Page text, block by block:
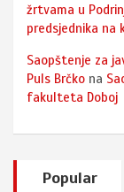
žrtvama u
predsjednika na
Saopštenje za
Puls Brčko na
fakulteta Doboj
Popular